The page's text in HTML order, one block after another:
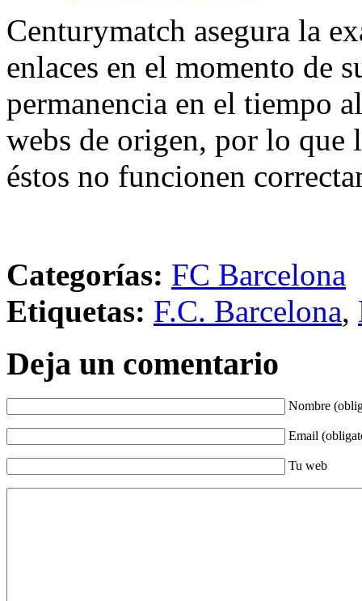
Centurymatch asegura la
enlaces en el momento de
permanencia en el tiempo
webs de origen, por lo que
éstos no funcionen
Categorías: FC Barcelona
Etiquetas: F.C. Barcelona,
Deja un comentario
Nombre
Email
Tu web